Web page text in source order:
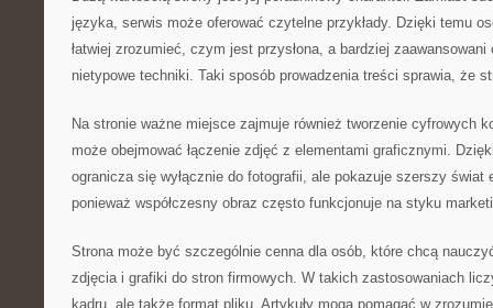
języka, serwis może oferować czytelne przykłady. Dzięki temu
łatwiej zrozumieć, czym jest przysłona, a bardziej
nietypowe techniki. Taki sposób prowadzenia treści sprawia, że
Na stronie ważne miejsce zajmuje również tworzenie cyfrowych
może obejmować łączenie zdjęć z elementami graficznymi.
ogranicza się wyłącznie do fotografii, ale pokazuje szerszy świat
ponieważ współczesny obraz często funkcjonuje na styku
Strona może być szczególnie cenna dla osób, które chcą
zdjęcia i grafiki do stron firmowych. W takich zastosowaniach
kadru, ale także format pliku. Artykuły mogą pomagać w